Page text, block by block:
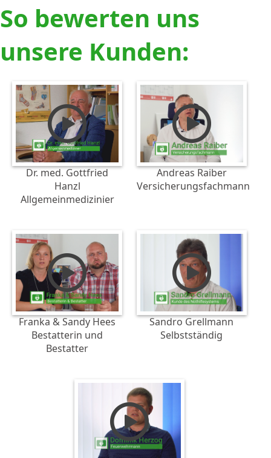
So bewerten uns
unsere Kunden:
Dr. med. Gottfried
Hanzl
Allgemeinmedizinier
Andreas Raiber
Versicherungsfachmann
Franka & Sandy Hees
Bestatterin und
Bestatter
Sandro Grellmann
Selbstständig